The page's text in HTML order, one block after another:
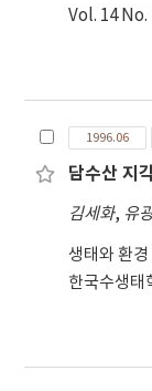
Vol. 14 No.
1996.06
담수산 지
김세화, 유
생태와 환경
한국수생태